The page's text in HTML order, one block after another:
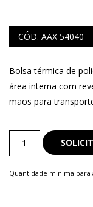
CÓD. AAX 54040
Bolsa térmica de
área interna com
mãos para
Térmica
Quantidade mínima para